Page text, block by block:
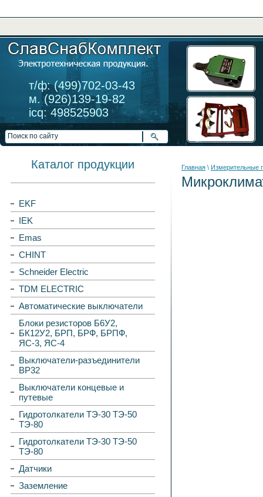
т/ф: (499)702-03-43
м. (926)139-19-82
icq: 498525903
Каталог продукции
EKF
IEK
Emas
CHINT
Schneider Electric
TDM ELECTRIC
Автоматические выключатели
Блоки резисторов Б6У2,
БК12У2, БРП, БРФ, БРПФ,
ЯС-3, ЯС-4
Выключатели-разъединители
ВР32
Выключатели концевые и
путевые
Гидротолкатели ТЭ-30 ТЭ-50
ТЭ-80
Гидротолкатели ТЭ-30 ТЭ-50
ТЭ-80
Датчики
Заземление
Главная \ Измерительные